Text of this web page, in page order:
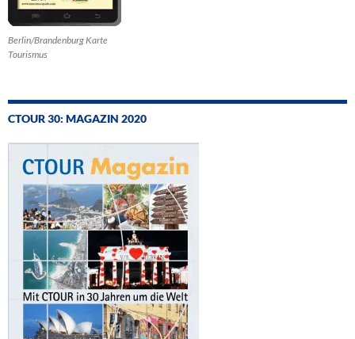
Berlin/Brandenburg Karte
Tourismus
CTOUR 30: MAGAZIN 2020